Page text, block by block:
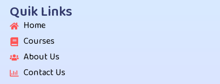
Quik Links
Home
Courses
About Us
Contact Us